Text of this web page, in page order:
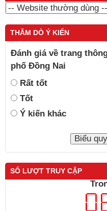
THĂM DÒ Ý KIẾN
Đánh giá về trang
phố Đồng Nai
Rất tốt
Tốt
Ý kiến khác
SỐ LƯỢT TRUY CẬP